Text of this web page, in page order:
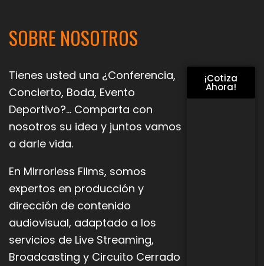
SOBRE NOSOTROS
Tienes usted una ¿Conferencia,
Concierto, Boda, Evento
Deportivo?… Comparta con
nosotros su idea y juntos vamos
a darle vida.
En Mirrorless Films, somos
expertos en producción y
dirección de contenido
audiovisual, adaptado a los
servicios de Live Streaming,
Broadcasting y Circuito Cerrado
¡Cotiza
Ahora!